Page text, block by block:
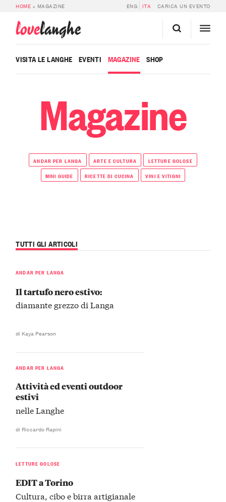
HOME » MAGAZINE ENG ITA CARICA UN EVENTO
lovelanghe
VISITA LE LANGHE EVENTI MAGAZINE SHOP
Magazine
ANDAR PER LANGA ARTE E CULTURA
LETTURE GOLOSE
MINI GUIDE
RICETTE DI CUCINA VINI E VITIGNI
TUTTI GLI ARTICOLI
ANDAR PER LANGA
Il tartufo nero estivo:
diamante grezzo di Langa
di Kaya Pearson
ANDAR PER LANGA
Attività ed eventi outdoor
estivi
nelle Langhe
di Riccardo Rapini
LETTURE GOLOSE
EDIT a Torino
Cultura, cibo e birra artigianale